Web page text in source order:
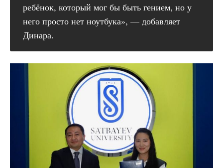
ребёнок, который мог бы быть гением, но у
него просто нет ноутбука», — добавляет
Динара.